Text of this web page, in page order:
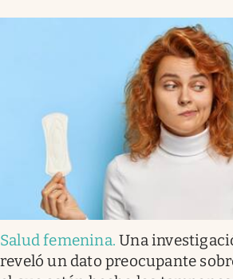
Salud femenina.Una
reveló un dato preocupante